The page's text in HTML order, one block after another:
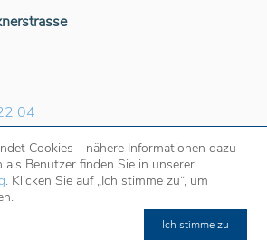
04
brixnerstrasse.at
Cookies - nähere Informationen dazu
als Benutzer finden Sie in unserer
. Klicken Sie auf „Ich stimme zu“, um
Ich stimme zu